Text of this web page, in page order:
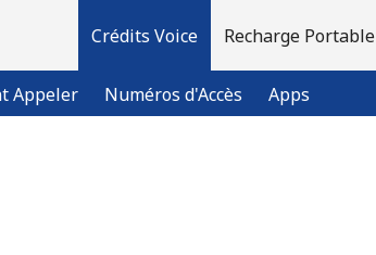
Crédits Voice
Appeler Numéros d'Accès Apps
Recharge Portable